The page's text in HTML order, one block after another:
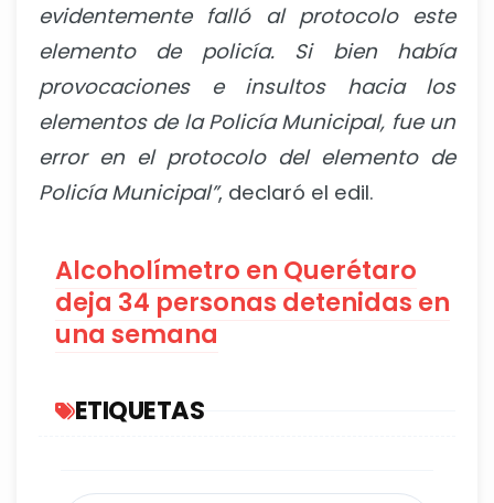
evidentemente falló al protocolo este
elemento de policía. Si bien había
provocaciones e insultos hacia los
elementos de la Policía Municipal, fue un
error en el protocolo del elemento de
Policía Municipal”, declaró el edil.
Alcoholímetro en Querétaro
deja 34 personas detenidas en
una semana
ETIQUETAS